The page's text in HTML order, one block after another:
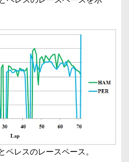
ペレスのレースペース。